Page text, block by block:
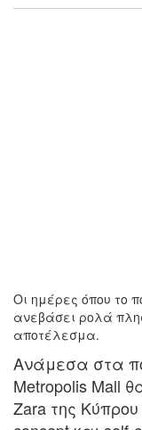
Oι ημέρες όπου το
ανεβάσει ρολά
αποτέλεσμα.
Ανάμεσα στα
Metropolis Mall
Zara της